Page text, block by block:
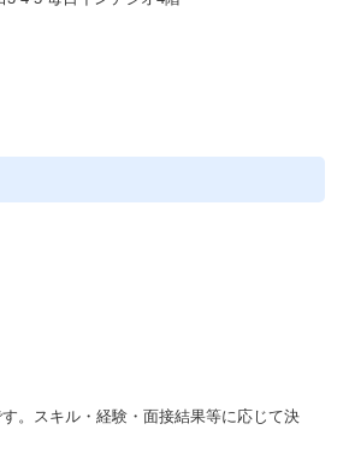
。スキル・経験・面接結果等に応じて決